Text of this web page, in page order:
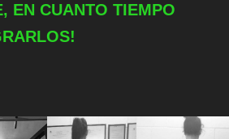
EN CUANTO TIEMPO